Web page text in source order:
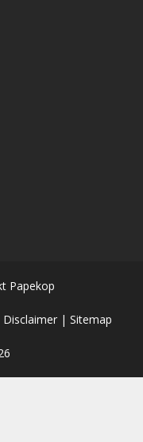
Papekop
Disclaimer| Sitemap